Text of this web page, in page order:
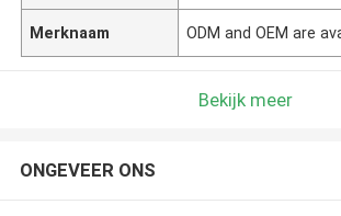
Merknaam ODM and OEM are
Bekijk meer
ONGEVEER ONS